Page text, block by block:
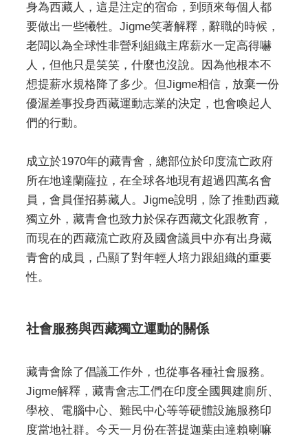
身為西藏人，這是注定的宿命，到頭來每個人都
要做出一些犧牲。Jigme笑著解釋，辭職的時候，
老闆以為全球性非營利組織主席薪水一定高得嚇
人，但他只是笑笑，什麼也沒說。因為他根本不
想提薪水規格降了多少。但Jigme相信，放棄一份
優渥差事投身西藏運動志業的決定，也會喚起人
們的行動。
成立於1970年的藏青會，總部位於印度流亡政府
所在地達蘭薩拉，在全球各地現有超過四萬名會
員，會員僅招募藏人。Jigme說明，除了推動西藏
獨立外，藏青會也致力於保存西藏文化跟教育，
而現在的西藏流亡政府及國會議員中亦有出身藏
青會的成員，凸顯了對年輕人培力跟組織的重要
性。
社會服務與西藏獨立運動的關係
藏青會除了倡議工作外，也從事各種社會服務。
Jigme解釋，藏青會志工們在印度全國興建廁所、
學校、電腦中心、難民中心等等硬體設施服務印
度當地社群。今天一月份在菩提迦葉由達賴喇嘛